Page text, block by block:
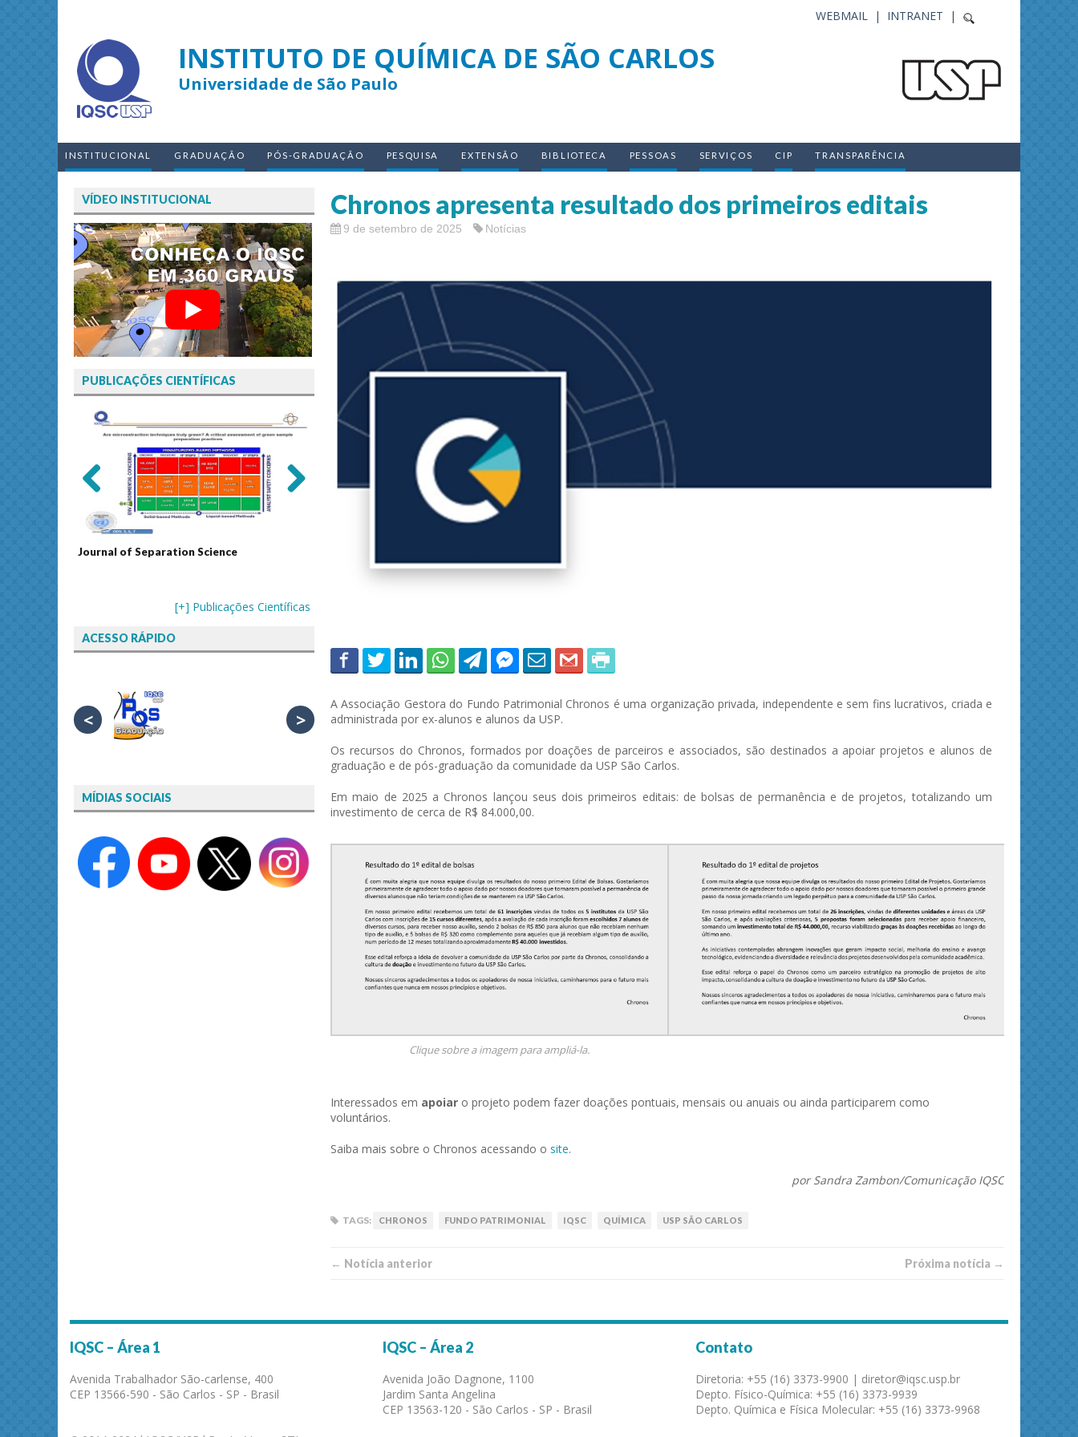
INTRANET |
WEBMAIL |
INSTITUTO DE QUÍMICA DE SÃO CARLOS
Universidade de São Paulo
INSTITUCIONAL GRADUAÇÃO PÓS-GRADUAÇÃO PESQUISA EXTENSÃO BIBLIOTECA PESSOAS SERVIÇOS CIP TRANSPARÊNCIA
Chronos apresenta resultado dos primeiros editais
9 de setembro de 2025 Notícias
A Associação Gestora do Fundo Patrimonial Chronos é uma organização privada, independente e sem fins lucrativos, criada e
administrada por ex-alunos e alunos da USP.
Os recursos do Chronos, formados por doações de parceiros e associados, são destinados a apoiar projetos e alunos de
graduação e de pós-graduação da comunidade da USP São Carlos.
Em maio de 2025 a Chronos lançou seus dois primeiros editais: de bolsas de permanência e de projetos, totalizando um
investimento de cerca de R$ 84.000,00.
Clique sobre a imagem para ampliá-la.
Interessados em apoiar o projeto podem fazer doações pontuais, mensais ou anuais ou ainda participarem como
voluntários.
Saiba mais sobre o Chronos acessando o site.
por Sandra Zambon/Comunicação IQSC
TAGS: CHRONOS FUNDO PATRIMONIAL IQSC QUÍMICA USP SÃO CARLOS
← Notí­cia anterior Próxima notí­­cia →
VÍDEO INSTITUCIONAL
PUBLICAÇÕES CIENTÍFICAS
Journal of Separation Science
Assessments
Previ
ous
[+] Publicações Científicas
ACESSO RÁPIDO
< >
MÍDIAS SOCIAIS
IQSC – Área 1
Avenida Trabalhador São-carlense, 400
CEP 13566-590 - São Carlos - SP - Brasil
IQSC – Área 2
Avenida João Dagnone, 1100
Jardim Santa Angelina
CEP 13563-120 - São Carlos - SP - Brasil
Contato
Diretoria: +55 (16) 3373-9900 | diretor@iqsc.usp.br
Depto. Físico-Química: +55 (16) 3373-9939
Depto. Química e Física Molecular: +55 (16) 3373-9968